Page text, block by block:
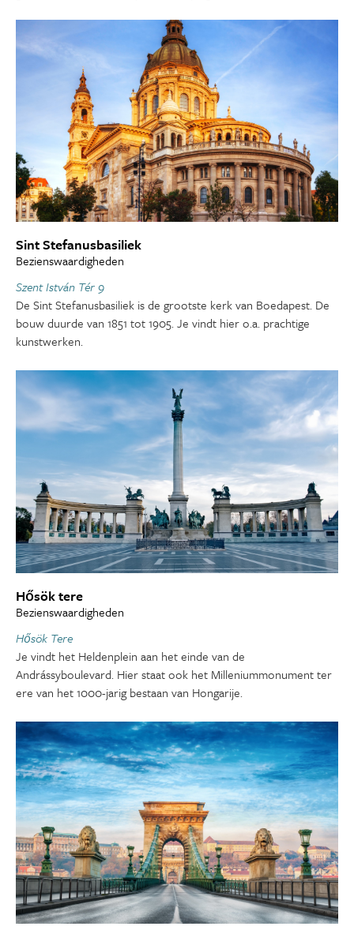
Sint Stefanusbasiliek
Bezienswaardigheden
Szent István Tér 9
De Sint Stefanusbasiliek is de grootste kerk van Boedapest. De
bouw duurde van 1851 tot 1905. Je vindt hier o.a. prachtige
kunstwerken.
Hősök tere
Bezienswaardigheden
Hősök Tere
Je vindt het Heldenplein aan het einde van de
Andrássyboulevard. Hier staat ook het Milleniummonument ter
ere van het 1000-jarig bestaan van Hongarije.